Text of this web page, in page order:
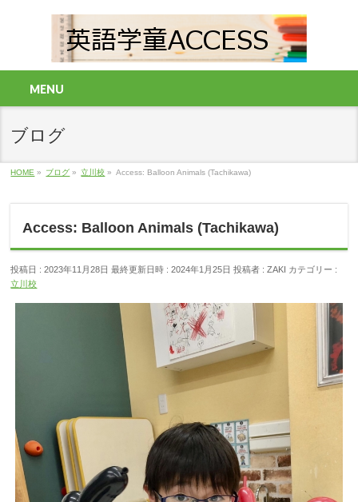
MENU
ブログ
HOME » ブログ » 立川校 » Access: Balloon Animals (Tachikawa)
Access: Balloon Animals (Tachikawa)
投稿日 : 2023年11月28日 最終更新日時 : 2024年1月25日 投稿者 :ZAKI カテゴリー :
立川校